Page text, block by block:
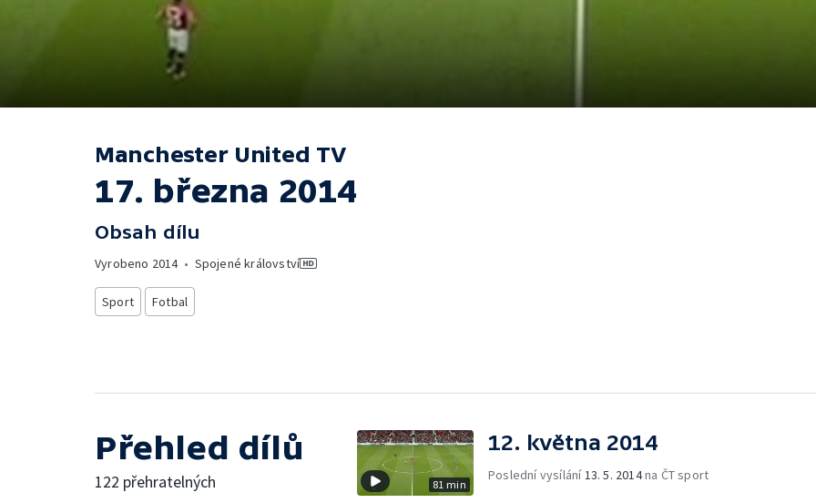
Manchester United TV
17. března 2014
Obsah dílu
Vyrobeno 2014• Spojené království
Sport Fotbal
Přehled dílů
122 přehratelných 81 min
12. května 2014
Poslední vysílání 13. 5. 2014na ČT sport